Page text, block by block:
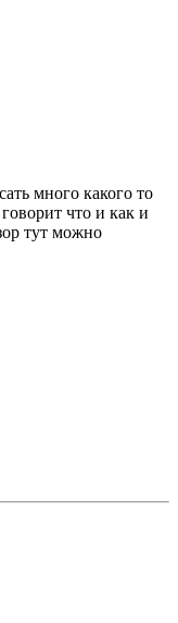
много какого то
что и как и
тут можно